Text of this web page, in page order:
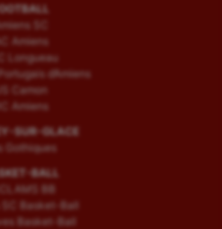
SC
Amiens
Longueau
d’Amiens
Camon
Amiens
SUR-GLACE
Gothiques
BALL
BB
SC Basket-Ball
Basket-Ball